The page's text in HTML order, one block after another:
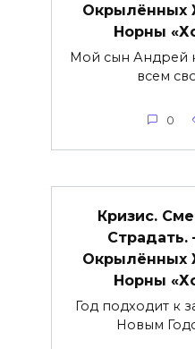
Окрылённых
Норны
Мой сын Андрей
всем
0
Кризис.
Страдать.
Окрылённых
Норны
Год подходит к
Новым